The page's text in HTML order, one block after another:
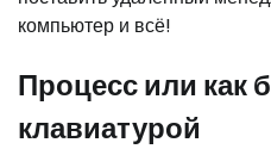
компьютер и всё!
Процесс или как
клавиатурой